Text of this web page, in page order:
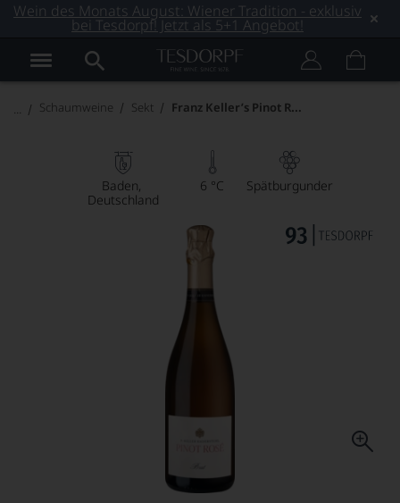
Wein des Monats August: Wiener Tradition - exklusiv
bei Tesdorpf! Jetzt als 5+1 Angebot!
Schaumweine Sekt Franz Keller’s Pinot Rosé
Baden
Deutschland
6 °C Spätburgunder